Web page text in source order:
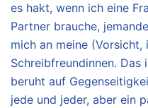
es hakt, wenn ich eine
Partner brauche,
mich an meine
Schreibfreundinnen.
beruht auf
jede und jeder, aber ein